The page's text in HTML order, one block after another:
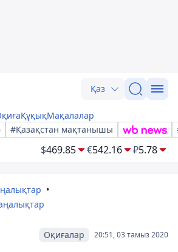
Қаз
ҚұқықМақалалар
#Қазақстан мақтанышы
$469.85 €542.16 ₽5.78
20:51, 03 тамыз 2020
Оқиғалар